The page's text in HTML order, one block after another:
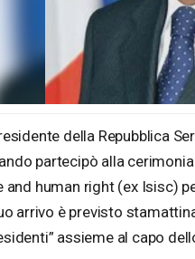
della Repubblica
partecipò alla
and human right (ex Isisc)
arrivo è previsto
assieme al capo